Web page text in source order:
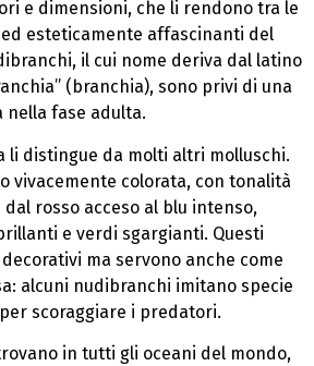
e dimensioni, che li rendono tra le
esteticamente affascinanti del
il cui nome deriva dal latino
(branchia), sono privi di una
fase adulta.
li distingue da molti altri molluschi.
vivacemente colorata, con tonalità
rosso acceso al blu intenso,
e verdi sgargianti. Questi
ma servono anche come
alcuni nudibranchi imitano specie
scoraggiare i predatori.
in tutti gli oceani del mondo,